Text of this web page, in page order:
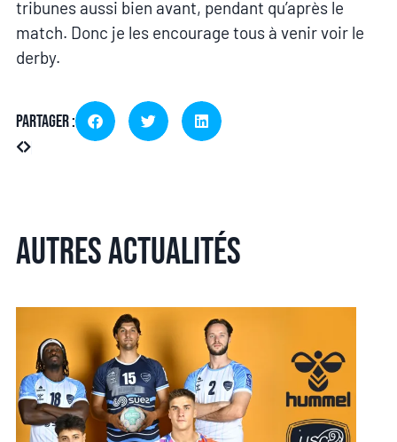
tribunes aussi bien avant, pendant qu’après le
match. Donc je les encourage tous à venir voir le
derby.
Partager :
Autres actualités